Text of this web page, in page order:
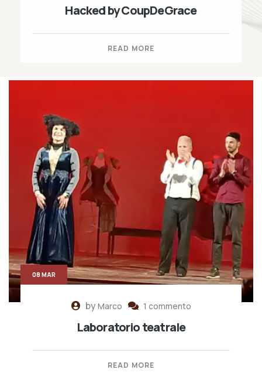
Hacked by CoupDeGrace
READ MORE
byMarco 1 commento
Laboratorio teatrale
READ MORE
08 MAR